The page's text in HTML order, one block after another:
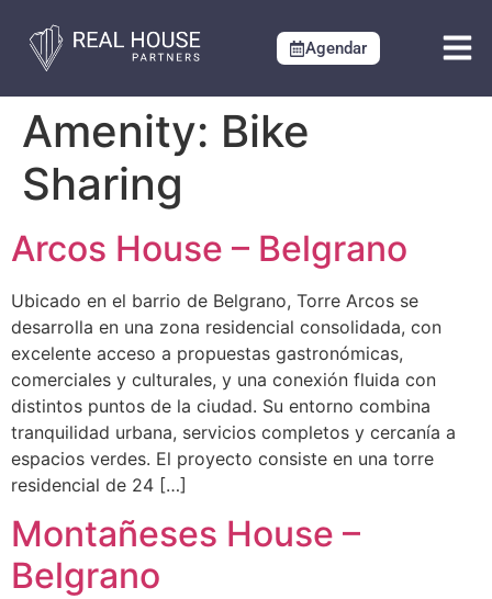
Agendar
Amenity: Bike
Sharing
Arcos House – Belgrano
Ubicado en el barrio de Belgrano, Torre Arcos se
desarrolla en una zona residencial consolidada, con
excelente acceso a propuestas gastronómicas,
comerciales y culturales, y una conexión fluida con
distintos puntos de la ciudad. Su entorno combina
tranquilidad urbana, servicios completos y cercanía a
espacios verdes. El proyecto consiste en una torre
residencial de 24 […]
Montañeses House –
Belgrano